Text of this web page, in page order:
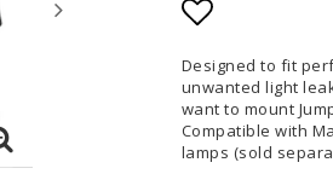
Lägg till i
Designed to fit
unwanted light
want to mount
Compatible with
lamps (sold